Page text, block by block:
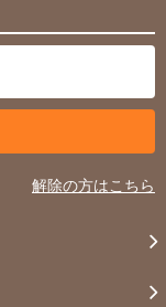
解除の方はこちら